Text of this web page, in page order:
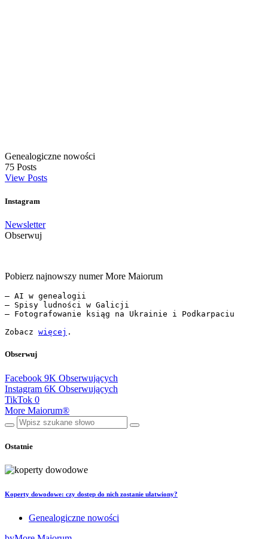
Genealogiczne nowości
75 Posts
View Posts
Instagram
Newsletter
Obserwuj
Pobierz najnowszy numer More Maiorum
— AI w genealogii
— Spisy ludności w Galicji
— Fotografowanie ksiąg na Ukrainie i Podkarpaciu
Zobacz więcej .
Obserwuj
Facebook 9K Obserwujących
Instagram 6K Obserwujących
TikTok 0
More Maiorum®
Ostatnie
Koperty dowodowe: czy dostęp do nich zostanie ułatwiony?
Genealogiczne nowości